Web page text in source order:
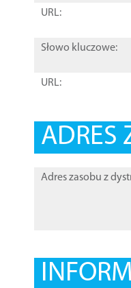
URL:
Słowo kluczowe:
URL:
ADRES
Adres zasobu z